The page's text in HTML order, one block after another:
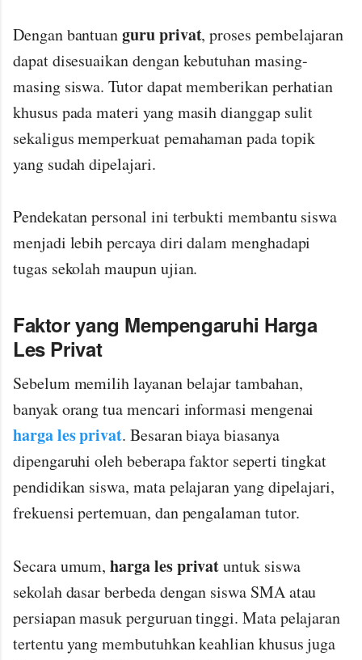
Dengan bantuanguru privat, proses pembelajaran
dapat disesuaikan dengan kebutuhan masing-
masing siswa. Tutor dapat memberikan perhatian
khusus pada materi yang masih dianggap sulit
sekaligus memperkuat pemahaman pada topik
yang sudah dipelajari.
Pendekatan personal ini terbukti membantu siswa
menjadi lebih percaya diri dalam menghadapi
tugas sekolah maupun ujian.
Faktor yang Mempengaruhi Harga
Les Privat
Sebelum memilih layanan belajar tambahan,
banyak orang tua mencari informasi mengenai
harga les privat. Besaran biaya biasanya
dipengaruhi oleh beberapa faktor seperti tingkat
pendidikan siswa, mata pelajaran yang dipelajari,
frekuensi pertemuan, dan pengalaman tutor.
Secara umum,harga les privatuntuk siswa
sekolah dasar berbeda dengan siswa SMA atau
persiapan masuk perguruan tinggi. Mata pelajaran
tertentu yang membutuhkan keahlian khusus juga